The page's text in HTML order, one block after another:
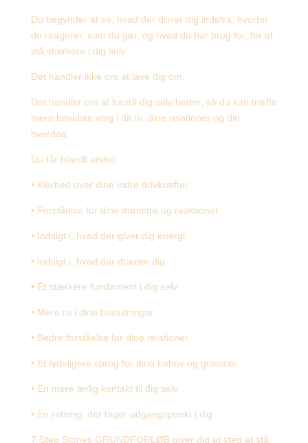
Du begynder at se, hvad der driver dig indefra, hvorfor
du reagerer, som du gør, og hvad du har brug for, for at
stå stærkere i dig selv.
Det handler ikke om at lave dig om.
Det handler om at forstå dig selv bedre, så du kan træffe
mere bevidste valg i dit liv, dine relationer og din
hverdag.
Du får blandt andet:
• Klarhed over dine indre drivkræfter
• Forståelse for dine mønstre og reaktioner
• Indsigt i, hvad der giver dig energi
• Indsigt i, hvad der dræner dig
• Et stærkere fundament i dig selv
• Mere ro i dine beslutninger
• Bedre forståelse for dine relationer
• Et tydeligere sprog for dine behov og grænser
• En mere ærlig kontakt til dig selv
• En retning, der tager udgangspunkt i dig
7 Step Stones GRUNDFORLØB giver dig et sted at stå.